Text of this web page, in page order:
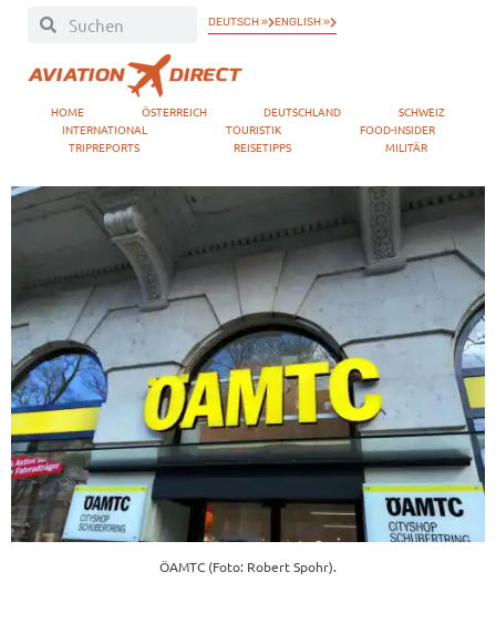
DEUTSCH » ENGLISH »
HOME ÖSTERREICH DEUTSCHLAND
SCHWEIZ
INTERNATIONAL
TOURISTIK
FOOD-INSIDER
TRIPREPORTS
REISETIPPS MILITÄR
ÖAMTC (Foto: Robert Spohr).